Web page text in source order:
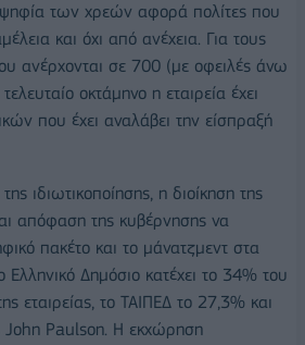
των χρεών αφορά πολίτες που
και όχι από ανέχεια. Για τους
ανέρχονται σε 700 (με οφειλές άνω
οκτάμηνο η εταιρεία έχει
που έχει αναλάβει την είσπραξή
ιδιωτικοποίησης, η διοίκηση της
απόφαση της κυβέρνησης να
πακέτο και το μάνατζμεντ στα
Ελληνικό Δημόσιο κατέχει το 34% του
εταιρείας, το ΤΑΙΠΕΔ το 27,3% και
John Paulson. Η εκχώρηση